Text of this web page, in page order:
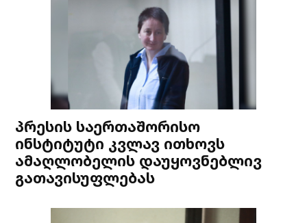
პრესის საერთაშორისო
ინსტიტუტი კვლავ ითხოვს
ამაღლობელის დაუყოვნებლივ
გათავისუფლებას